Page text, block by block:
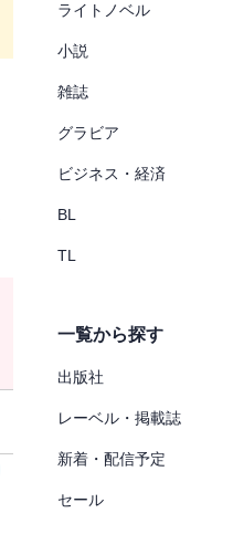
ライトノベル
小説
雑誌
グラビア
ビジネス・経済
BL
TL
一覧から探す
出版社
レーベル・掲載誌
新着・配信予定
セール